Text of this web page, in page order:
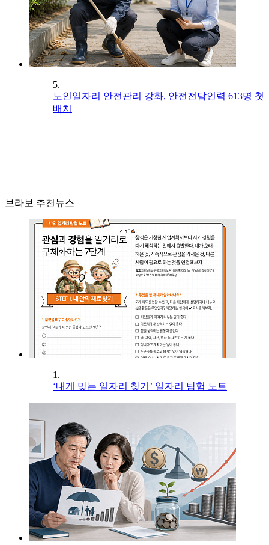
5.
노인일자리 안전관리 강화, 안전전담인력 613명 첫
배치
브라보 추천뉴스
1.
‘내게 맞는 일자리 찾기’ 일자리 탐험 노트